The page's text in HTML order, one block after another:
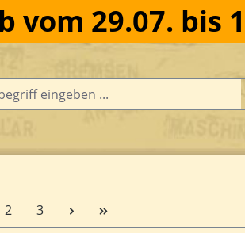
vom 29.07. bis
Seite
2 Seite
3